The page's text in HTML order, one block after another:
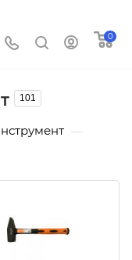
0
101
—